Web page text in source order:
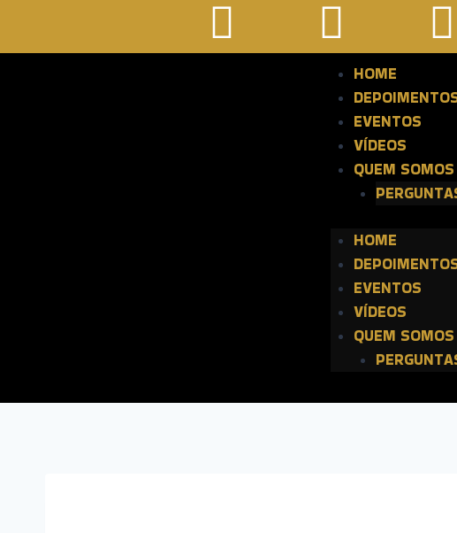
HOME
EVENTOS
VÍDEOS
QUEM SOMOS
HOME
EVENTOS
VÍDEOS
QUEM SOMOS